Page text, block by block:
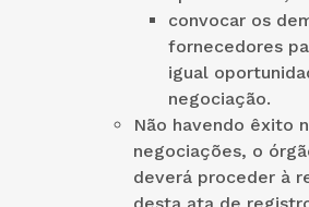
convocar os
fornecedores
igual
negociação.
Não havendo êxito
negociações, o
deverá proceder à